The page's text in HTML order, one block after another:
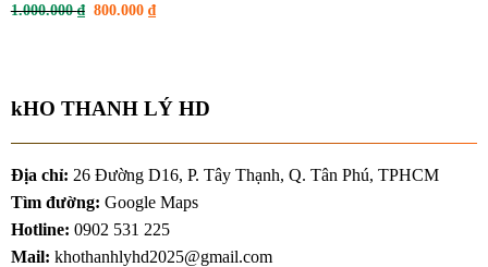
1.000.000₫ Giá
800.000 ₫Giá
kHO THANH LÝ HD
Địa chỉ: 26 Đường D16, P. Tây Thạnh, Q. Tân Phú, TPHCM
Tìm đường: Google Maps
Hotline: 0902 531 225
Mail: khothanhlyhd2025@gmail.com